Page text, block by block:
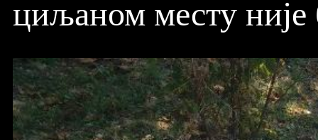
циљаном месту